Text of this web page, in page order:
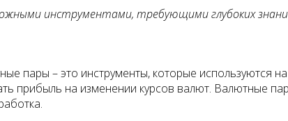
инструментами, требующими глубоких
пары – это инструменты, которые используются
прибыль на изменении курсов валют. Валютные